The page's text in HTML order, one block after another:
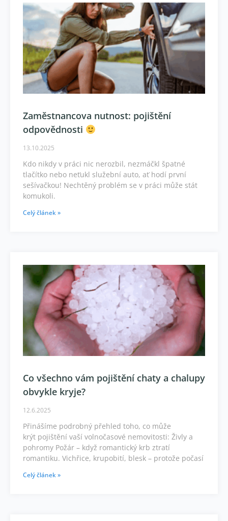
Zaměstnancova nutnost: pojištění
odpovědnosti
13.10.2025
Kdo nikdy v práci nic nerozbil, nezmáčkl špatné
tlačítko nebo neťukl služební auto, ať hodí první
sešívačkou! Nechtěný problém se v práci může stát
komukoli.
Celý článek »
Co všechno vám pojištění chaty a chalupy
obvykle kryje?
12.6.2025
Přinášíme podrobný přehled toho, co může
krýt pojištění vaší volnočasové nemovitosti: Živly a
pohromy Požár – když romantický krb ztratí
romantiku. Vichřice, krupobití, blesk – protože počasí
Celý článek »